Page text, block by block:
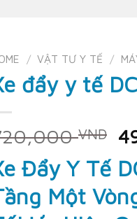
/ VẬT TƯ Y TẾ /
đẩy y tế
VND
Đẩy Y Tế
Một